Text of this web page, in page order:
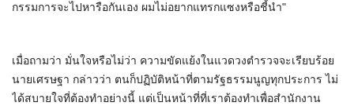
กรรมการจะไปหารือกันเอง ผมไม่อยากแทรกแซงหรือชี้นำ"
เมื่อถามว่า มั่นใจหรือไม่ว่า ความขัดแย้งในแวดวงตำรวจจะเรียบร้อย
นายเศรษฐา กล่าวว่า ตนก็ปฏิบัติหน้าที่ตามรัฐธรรมนูญทุกประการ ไม่
ได้สบายใจที่ต้องทำอย่างนี้ แต่เป็นหน้าที่ที่เราต้องทำเพื่อสำนักงาน